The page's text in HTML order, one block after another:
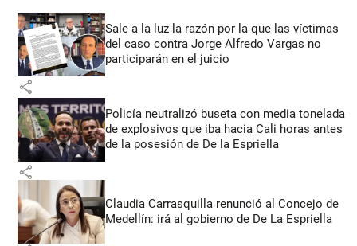
Sale a la luz la razón por la que las víctimas
del caso contra Jorge Alfredo Vargas no
participarán en el juicio
share
Policía neutralizó buseta con media tonelada
de explosivos que iba hacia Cali horas antes
de la posesión de De la Espriella
share
Claudia Carrasquilla renunció al Concejo de
Medellín: irá al gobierno de De La Espriella